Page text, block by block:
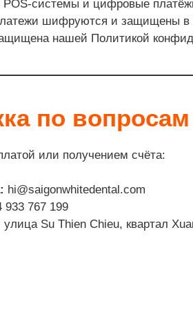
системы и цифровые
шифруются и защищены в
нашей Политикой
по
или получением счёта:
hi@saigonwhitedental.com
933 767 199
улица Su Thien Chieu, квартал